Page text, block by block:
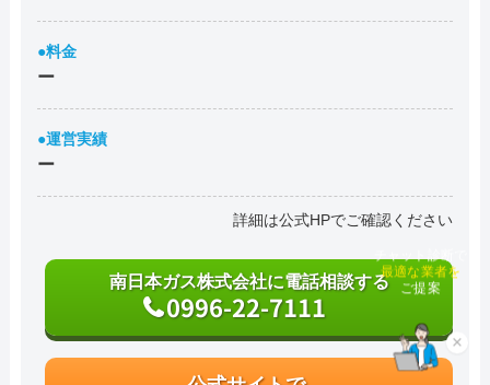
●料金
ー
●運営実績
ー
詳細は公式HPでご確認ください
南日本ガス株式会社に電話相談する
0996-22-7111
×
最適な業者を
ご提案